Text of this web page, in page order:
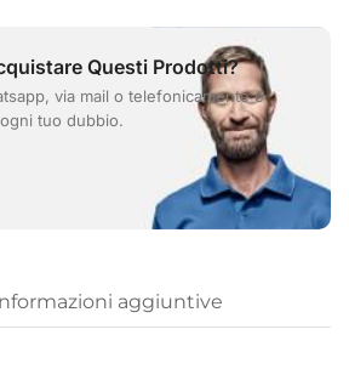
Questi Prodotti?
via mail o telefonicamente e
tuo dubbio.
aggiuntive